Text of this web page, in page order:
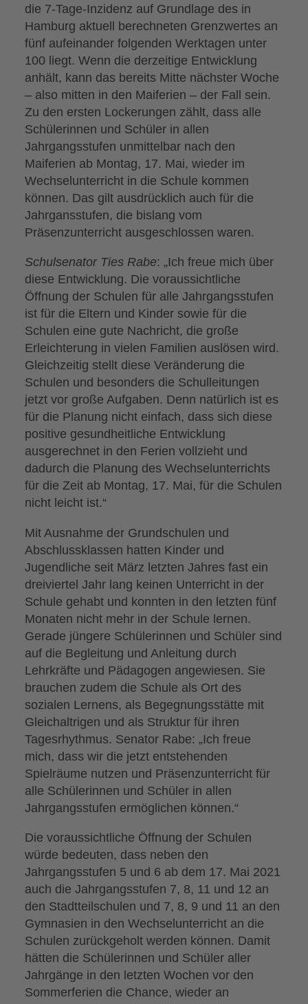
die 7-Tage-Inzidenz auf Grundlage des in
Hamburg aktuell berechneten Grenzwertes an
fünf aufeinander folgenden Werktagen unter
100 liegt. Wenn die derzeitige Entwicklung
anhält, kann das bereits Mitte nächster Woche
– also mitten in den Maiferien – der Fall sein.
Zu den ersten Lockerungen zählt, dass alle
Schülerinnen und Schüler in allen
Jahrgangsstufen unmittelbar nach den
Maiferien ab Montag, 17. Mai, wieder im
Wechselunterricht in die Schule kommen
können. Das gilt ausdrücklich auch für die
Jahrgansstufen, die bislang vom
Präsenzunterricht ausgeschlossen waren.
Schulsenator Ties Rabe: „Ich freue mich über
diese Entwicklung. Die voraussichtliche
Öffnung der Schulen für alle Jahrgangsstufen
ist für die Eltern und Kinder sowie für die
Schulen eine gute Nachricht, die große
Erleichterung in vielen Familien auslösen wird.
Gleichzeitig stellt diese Veränderung die
Schulen und besonders die Schulleitungen
jetzt vor große Aufgaben. Denn natürlich ist es
für die Planung nicht einfach, dass sich diese
positive gesundheitliche Entwicklung
ausgerechnet in den Ferien vollzieht und
dadurch die Planung des Wechselunterrichts
für die Zeit ab Montag, 17. Mai, für die Schulen
nicht leicht ist.“
Mit Ausnahme der Grundschulen und
Abschlussklassen hatten Kinder und
Jugendliche seit März letzten Jahres fast ein
dreiviertel Jahr lang keinen Unterricht in der
Schule gehabt und konnten in den letzten fünf
Monaten nicht mehr in der Schule lernen.
Gerade jüngere Schülerinnen und Schüler sind
auf die Begleitung und Anleitung durch
Lehrkräfte und Pädagogen angewiesen. Sie
brauchen zudem die Schule als Ort des
sozialen Lernens, als Begegnungsstätte mit
Gleichaltrigen und als Struktur für ihren
Tagesrhythmus. Senator Rabe: „Ich freue
mich, dass wir die jetzt entstehenden
Spielräume nutzen und Präsenzunterricht für
alle Schülerinnen und Schüler in allen
Jahrgangsstufen ermöglichen können.“
Die voraussichtliche Öffnung der Schulen
würde bedeuten, dass neben den
Jahrgangsstufen 5 und 6 ab dem 17. Mai 2021
auch die Jahrgangsstufen 7, 8, 11 und 12 an
den Stadtteilschulen und 7, 8, 9 und 11 an den
Gymnasien in den Wechselunterricht an die
Schulen zurückgeholt werden können. Damit
hätten die Schülerinnen und Schüler aller
Jahrgänge in den letzten Wochen vor den
Sommerferien die Chance, wieder an